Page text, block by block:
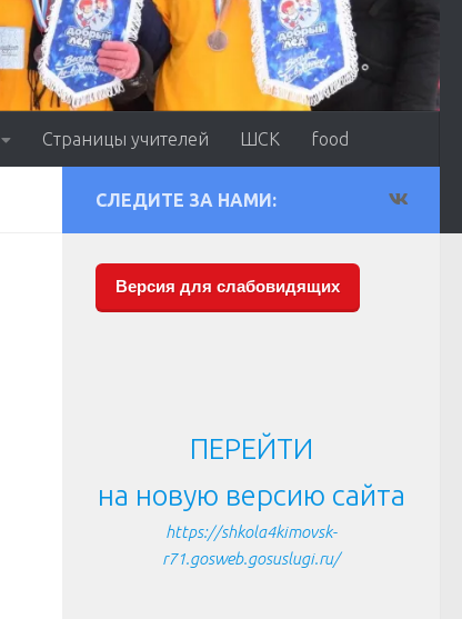
Страницы учителей ШСК food
СЛЕДИТЕ ЗА НАМИ:
Версия для слабовидящих
ПЕРЕЙТИ
на новую версию сайта
https://shkola4kimovsk-
r71.gosweb.gosuslugi.ru/